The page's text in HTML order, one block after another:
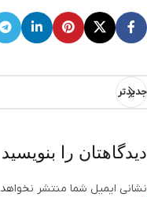
جدیدتر
دیدگاهتان را بنویسید
نشانی ایمیل شما منتشر